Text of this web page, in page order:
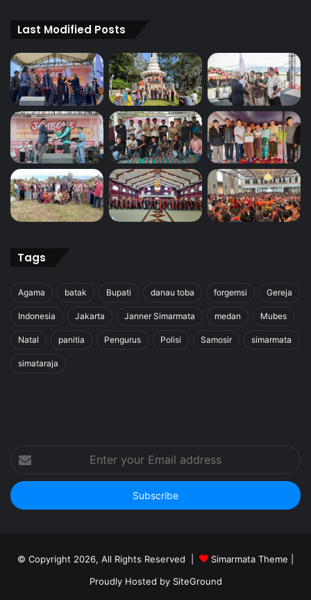
Last Modified Posts
Tags
Agama batak Bupati danau toba forgemsi Gereja
Indonesia Jakarta Janner Simarmata medan Mubes
Natal panitia Pengurus Polisi Samosir simarmata
simataraja
your
Email
address
© Copyright 2026, All Rights Reserved | Simarmata Theme
Proudly Hosted by SiteGround